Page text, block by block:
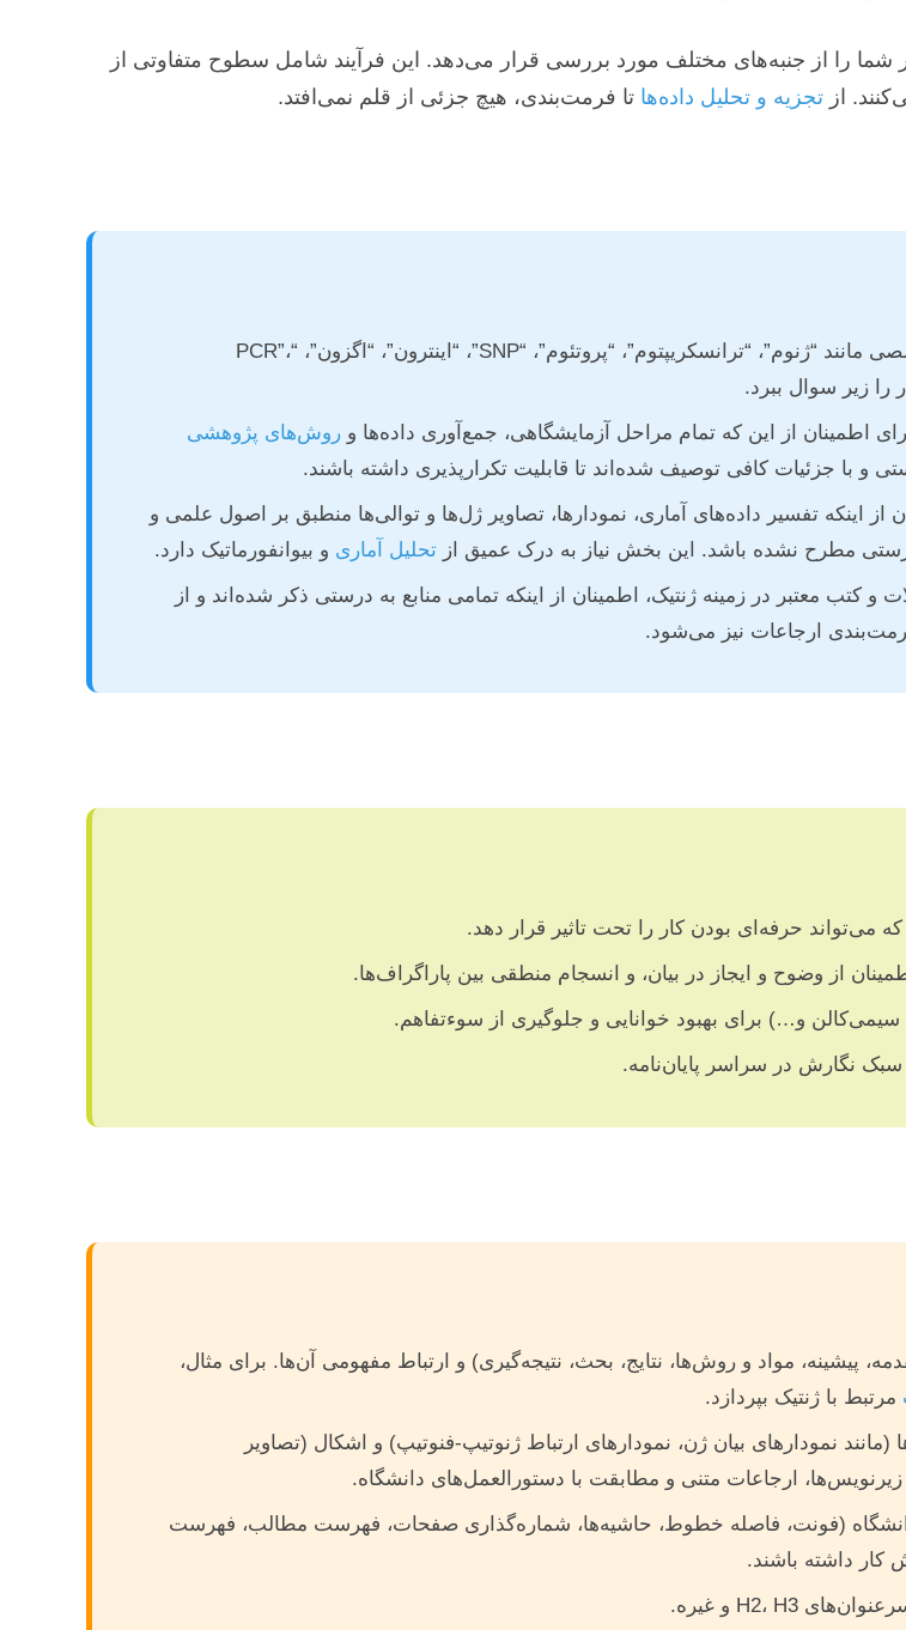
را از جنبه‌های مختلف مورد بررسی قرار می‌دهد. این فرآیند شامل سطوح متفاوتی از
از تجزیه و تحلیل داده‌ها تا فرمت‌بندی، هیچ جزئی از قلم نمی‌افتد.
اطمینان از به‌کارگیری صحیح واژگان تخصصی مانند “ژنوم”، “ترانسکریپتوم”، “پروتئوم”، “SNP”، “اینترون”، “اگزون”، “PCR”،
از این که تمام مراحل آزمایشگاهی، جمع‌آوری داده‌ها و روش‌های پژوهشی
و با جزئیات کافی توصیف شده‌اند تا قابلیت تکرارپذیری داشته باشند.
از اینکه تفسیر داده‌های آماری، نمودارها، تصاویر ژل‌ها و توالی‌ها منطبق بر اصول علمی و
مطرح نشده باشد. این بخش نیاز به درک عمیق از تحلیل آماری و بیوانفورماتیک دارد.
معتبر در زمینه ژنتیک، اطمینان از اینکه تمامی منابع به درستی ذکر شده‌اند و از
می‌تواند حرفه‌ای بودن کار را تحت تاثیر قرار دهد.
از وضوح و ایجاز در بیان، و انسجام منطقی بین پاراگراف‌ها.
سیمی‌کالن و…) برای بهبود خوانایی و جلوگیری از سوءتفاهم.
نگارش در سراسر پایان‌نامه.
پیشینه، مواد و روش‌ها، نتایج، بحث، نتیجه‌گیری) و ارتباط مفهومی آن‌ها. برای مثال،
مرتبط با ژنتیک بپردازد.
نمودارهای بیان ژن، نمودارهای ارتباط ژنوتیپ-فنوتیپ) و اشکال (تصاویر
ارجاعات متنی و مطابقت با دستورالعمل‌های دانشگاه.
(فونت، فاصله خطوط، حاشیه‌ها، شماره‌گذاری صفحات، فهرست مطالب، فهرست
کار داشته باشند.